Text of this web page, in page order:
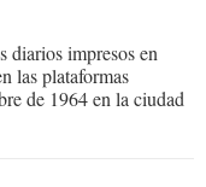
diarios impresos en
las plataformas
de 1964 en la ciudad